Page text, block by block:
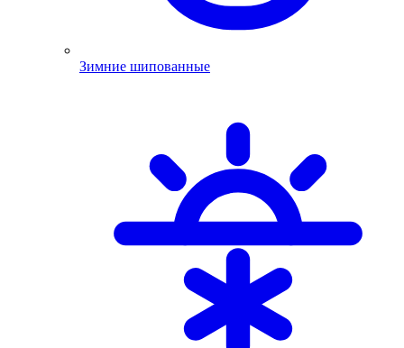
Зимние шипованные